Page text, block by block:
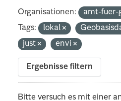
Organisationen:
amt-fuer-
Tags:
lokal
just
envi
Ergebnisse filtern
Bitte versuch es mit einer